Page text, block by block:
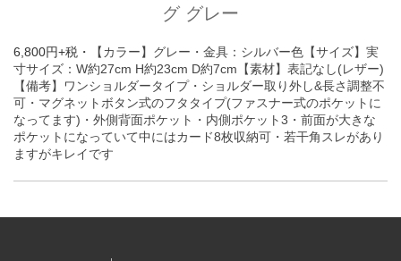
グ グレー
6,800円+税・ 【カラー】グレー・金具：シルバー色 【サイズ】実
寸サイズ：W約27cm H約23cm D約7cm 【素材】表記なし(レザー)
【備考】ワンショルダータイプ・ショルダー取り外し&長さ調整不
可・マグネットボタン式のフタタイプ(ファスナー式のポケットに
なってます)・外側背面ポケット・内側ポケット3・前面が大きな
ポケットになっていて中にはカード8枚収納可 ・若干角スレがあり
ますがキレイです